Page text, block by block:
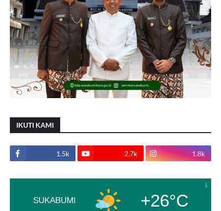
IKUTI KAMI
1.5k 2.7k 1.8k
SUKABUMI +26°C